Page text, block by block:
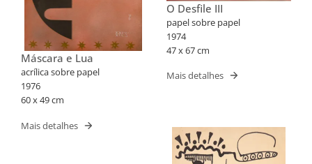
Máscara e Lua
acrílica sobre papel
1976
60 x 49 cm
Mais detalhes
O Desfile III
papel sobre papel
1974
47 x 67 cm
Mais detalhes